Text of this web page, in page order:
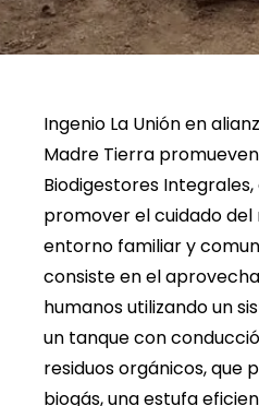
Ingenio La Unión en
Madre Tierra
Biodigestores
promover el cuidado
entorno familiar y
consiste en el
humanos utilizando un
un tanque con
residuos orgánicos, que
biogás, una estufa